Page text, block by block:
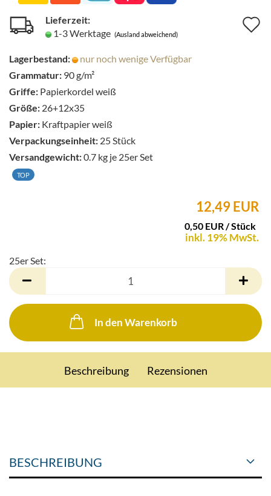
Lieferzeit:
1-3 Werktage (Ausland abweichend)
Lagerbestand:
nur noch wenige Verfügbar
Grammatur: 90 g/m²
Griffe: Papierkordel weiß
Größe: 26+12x35
Papier: Kraftpapier weiß
Verpackungseinheit: 25 Stück
Versandgewicht:0.7 kg je 25er Set
TOP
12,49 EUR
0,50 EUR / Stück
inkl. 19% MwSt.
25er Set:
25er
Set
In den Warenkorb
Beschreibung Rezensionen
BESCHREIBUNG